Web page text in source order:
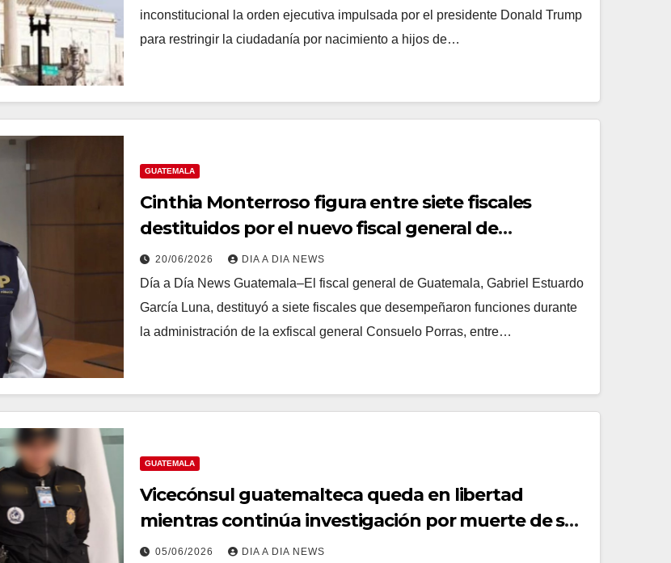
inconstitucional la orden ejecutiva impulsada por el presidente Donald Trump
para restringir la ciudadanía por nacimiento a hijos de…
GUATEMALA
Cinthia Monterroso figura entre siete fiscales
destituidos por el nuevo fiscal general de
Guatemala
20/06/2026 DIA A DIA NEWS
Día a Día News Guatemala–El fiscal general de Guatemala, Gabriel Estuardo
García Luna, destituyó a siete fiscales que desempeñaron funciones durante
la administración de la exfiscal general Consuelo Porras, entre…
GUATEMALA
Vicecónsul guatemalteca queda en libertad
mientras continúa investigación por muerte de su
esposo
05/06/2026 DIA A DIA NEWS